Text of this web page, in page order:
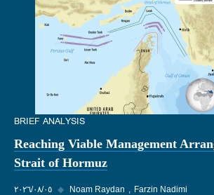
BRIEF ANALYSIS
Reaching Viable Management
Strait of Hormuz
٠٥‏/٠٨‏/٢٠٢٦ ◆ Noam Raydan Farzin Nadimi